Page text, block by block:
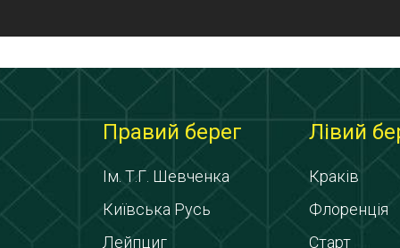
Правий берег
Ім. Т.Г. Шевченка
Київська Русь
Лейпциг
Лівий
Краків
Флоренція
Старт